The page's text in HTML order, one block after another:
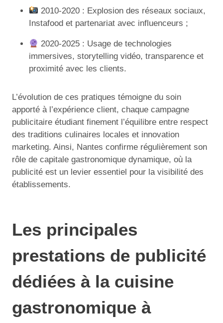
2010-2020 : Explosion des réseaux sociaux,
Instafood et partenariat avec influenceurs ;
2020-2025 : Usage de technologies
immersives, storytelling vidéo, transparence et
proximité avec les clients.
L’évolution de ces pratiques témoigne du soin
apporté à l’expérience client, chaque campagne
publicitaire étudiant finement l’équilibre entre respect
des traditions culinaires locales et innovation
marketing. Ainsi, Nantes confirme régulièrement son
rôle de capitale gastronomique dynamique, où la
publicité est un levier essentiel pour la visibilité des
établissements.
Les principales
prestations de publicité
dédiées à la cuisine
gastronomique à